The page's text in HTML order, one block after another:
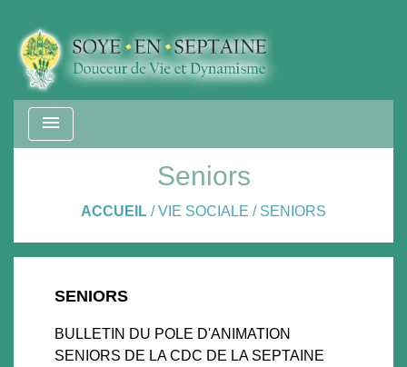
menu
Seniors
ACCUEIL /VIE SOCIALE / SENIORS
SENIORS
BULLETIN DU POLE D'ANIMATION
SENIORS DE LA CDC DE LA SEPTAINE